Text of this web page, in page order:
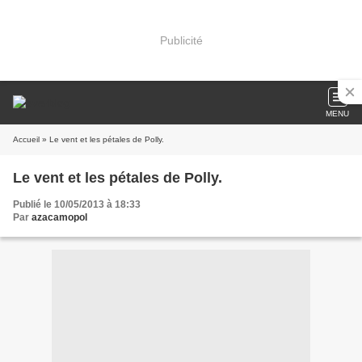
Publicité
MENU
Accueil » Le vent et les pétales de Polly.
Le vent et les pétales de Polly.
Publié le 10/05/2013 à 18:33
Par azacamopol